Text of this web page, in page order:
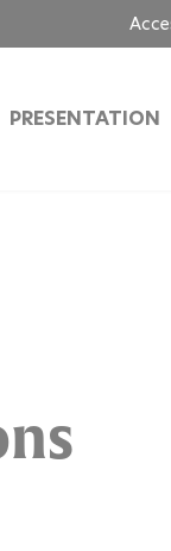
PRESENTATION